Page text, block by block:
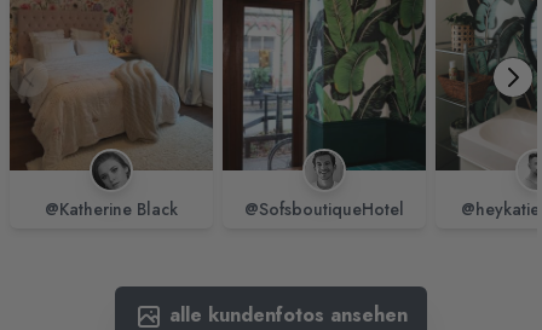
@Katherine Black @SofsboutiqueHotel
alle kundenfotos ansehen